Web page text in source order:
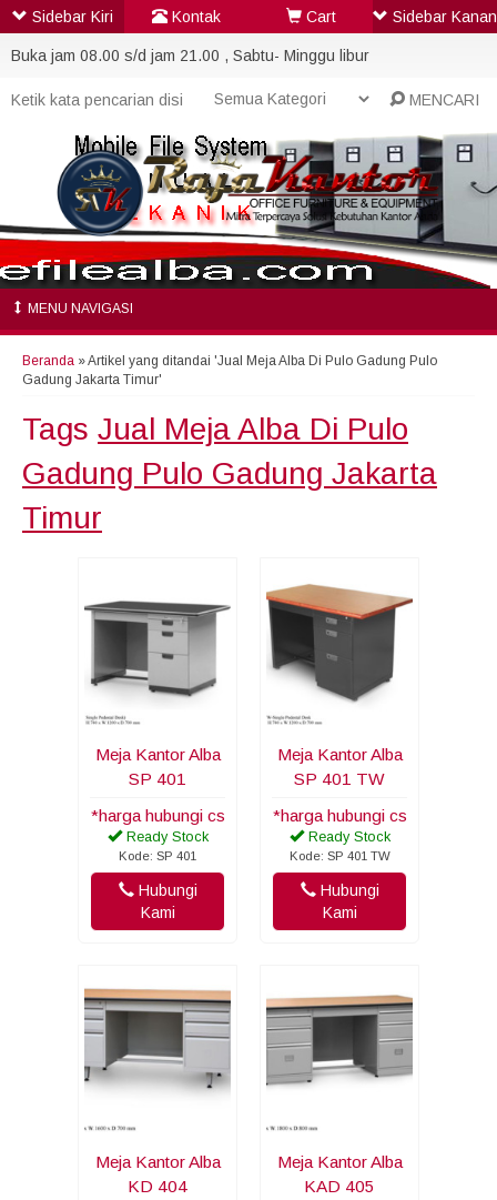
Buka jam 08.00 s/d jam 21.00 , Sabtu- Minggu libur
MENCARI
MENU NAVIGASI
Beranda »Artikel yang ditandai 'Jual Meja Alba Di Pulo Gadung Pulo
Gadung Jakarta Timur'
Tags Jual Meja Alba Di Pulo
Gadung Pulo Gadung Jakarta
Timur
Meja Kantor Alba
SP 401
*harga hubungi cs
Ready Stock
Kode: SP 401
Hubungi
Kami
Meja Kantor Alba
SP 401 TW
*harga hubungi cs
Ready Stock
Kode: SP 401 TW
Hubungi
Kami
Meja Kantor Alba
KD 404
Meja Kantor Alba
KAD 405
Sidebar Kiri Kontak Cart Sidebar Kanan